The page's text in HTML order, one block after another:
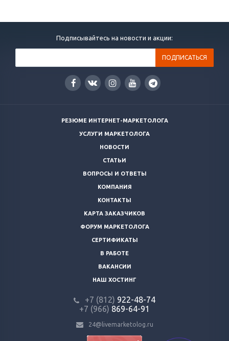
Подписывайтесь на новости и акции:
РЕЗЮМЕ ИНТЕРНЕТ-МАРКЕТОЛОГА
УСЛУГИ МАРКЕТОЛОГА
НОВОСТИ
СТАТЬИ
ВОПРОСЫ И ОТВЕТЫ
КОМПАНИЯ
КОНТАКТЫ
КАРТА ЗАКАЗЧИКОВ
ФОРУМ МАРКЕТОЛОГА
СЕРТИФИКАТЫ
В РАБОТЕ
ВАКАНСИИ
НАШ ХОСТИНГ
+7 (812) 922-48-74
+7 (966) 869-64-91
24@livemarketolog.ru